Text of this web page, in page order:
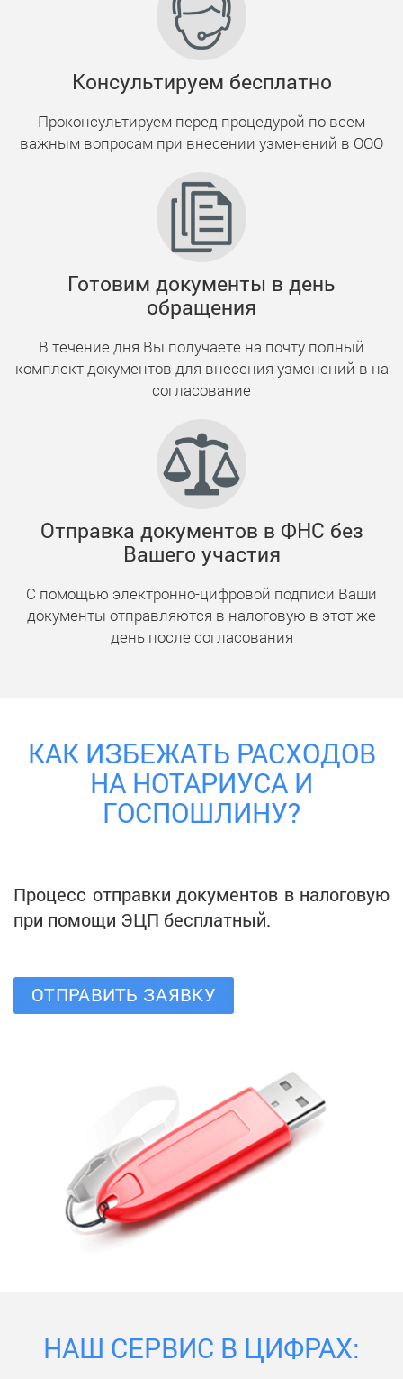
Консультируем бесплатно
Проконсультируем перед процедурой по всем
важным вопросам при внесении узменений в ООО
Готовим документы в день
обращения
В течение дня Вы получаете на почту полный
комплект документов для внесения узменений в на
согласование
Отправка документов в ФНС без
Вашего участия
С помощью электронно-цифровой подписи Ваши
документы отправляются в налоговую в этот же
день после согласования
КАК ИЗБЕЖАТЬ РАСХОДОВ
НА НОТАРИУСА И
ГОСПОШЛИНУ?
Процесс отправки документов в налоговую
при помощи ЭЦП бесплатный.
ОТПРАВИТЬ ЗАЯВКУ
НАШ СЕРВИС В ЦИФРАХ: